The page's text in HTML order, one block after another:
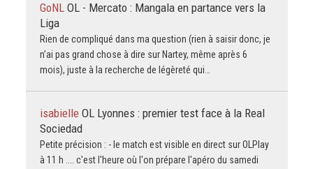
GoNL OL - Mercato : Mangala en partance vers la
Liga
Rien de compliqué dans ma question (rien à saisir donc, je
n’ai pas grand chose à dire sur Nartey, même après 6
mois), juste à la recherche de légèreté qui…
isabielle OL Lyonnes : premier test face à la Real
Sociedad
Petite précision : - le match est visible en direct sur OLPlay
à 11 h .... c'est l'heure où l'on prépare l'apéro du samedi